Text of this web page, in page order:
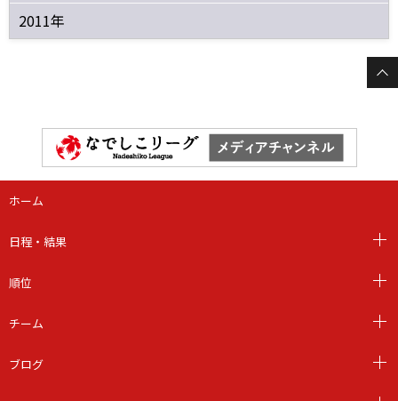
2011年
ホーム
日程・結果
順位
チーム
ブログ